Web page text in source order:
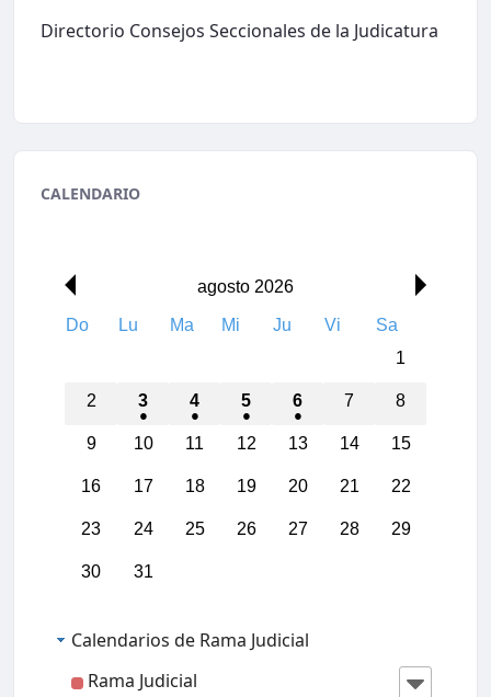
Directorio Consejos Seccionales de la Judicatura
CALENDARIO
agosto 2026
Do Lu Ma Mi Ju Vi
Sa
1
2 3 4 5 6 7 8
9 10 11 12 13 14 15
16 17 18 19 20 21 22
23 24 25 26 27 28 29
30 31
Calendarios de Rama Judicial
Rama Judicial
00:00